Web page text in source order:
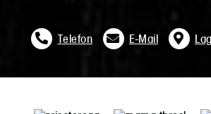
Telefon E-Mail